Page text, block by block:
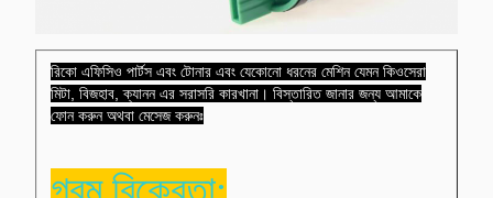
রিকো এফিসিও পার্টস এবং টোনার এবং যেকোনো ধরনের মেশিন যেমন কিওসেরা
মিটা, বিজহাব, ক্যানন এর সরাসরি কারখানা। বিস্তারিত জানার জন্য আমাকে
ফোন করুন অথবা মেসেজ করুনঃ